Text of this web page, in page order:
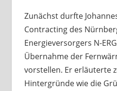
Zunächst durfte
Contracting des
Energieversorgers N-
Übernahme der
vorstellen. Er erläuterte
Hintergründe wie die